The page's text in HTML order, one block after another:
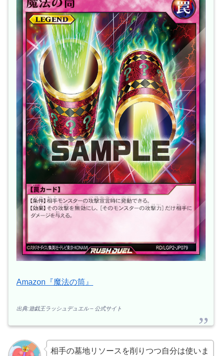
Amazon『魔法の筒』
出典:遊戯王ラッシュデュエル – 公式サイト
相手の墓地リソースを削りつつ自分は使いま